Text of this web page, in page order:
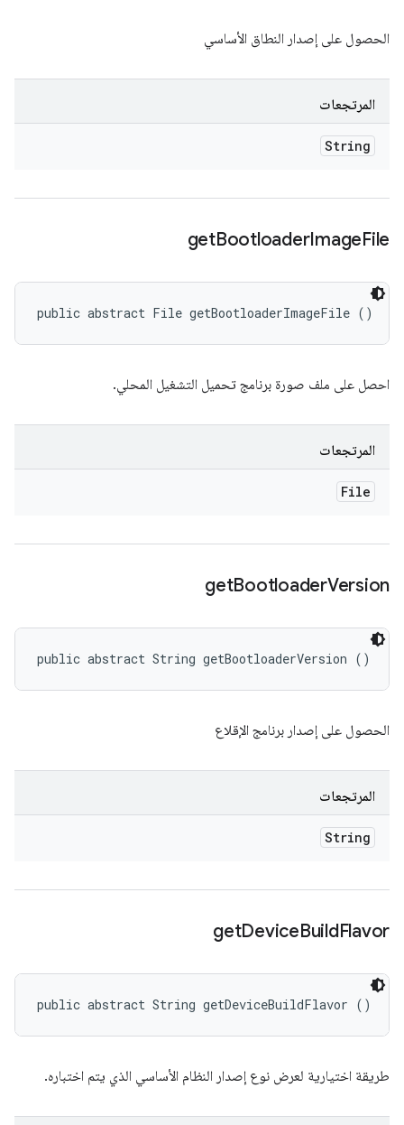
الحصول على إصدار النطاق الأساسي
المرتجعات
String
getBootloaderImageFile
public abstract File getBootloaderImageFile ()
احصل على ملف صورة برنامج تحميل التشغيل المحلي.
المرتجعات
File
getBootloaderVersion
public abstract String getBootloaderVersion ()
الحصول على إصدار برنامج الإقلاع
المرتجعات
String
getDeviceBuildFlavor
public abstract String getDeviceBuildFlavor ()
طريقة اختيارية لعرض نوع إصدار النظام الأساسي الذي يتم اختباره.